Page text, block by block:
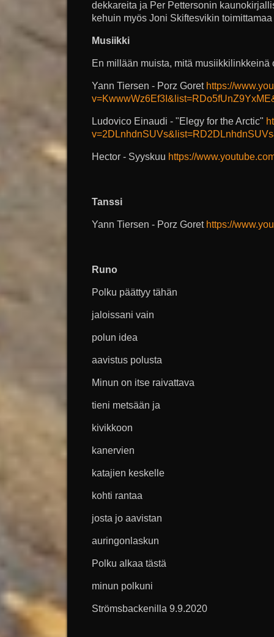
dekkareita ja Per Pettersonin
kehuin myös Joni Skiftesvikin
Musiikki
En millään muista, mitä musiikkilinkkeinä
Yann Tiersen - Porz Goret https://
Ludovico Einaudi - "Elegy for the Arctic"
Hector - Syyskuu https://
Tanssi
Yann Tiersen - Porz Goret https://
Runo
Polku päättyy tähän
jaloissani vain
polun idea
aavistus polusta
Minun on itse raivattava
tieni metsään ja
kivikkoon
kanervien
katajien keskelle
kohti rantaa
josta jo aavistan
auringonlaskun
Polku alkaa tästä
minun polkuni
Strömsbackenilla 9.9.2020